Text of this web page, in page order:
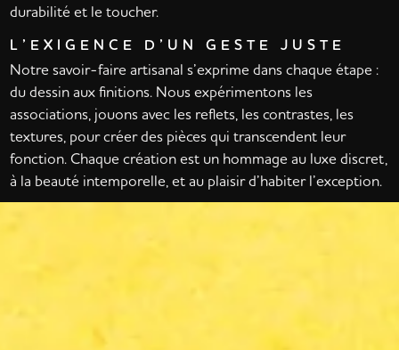
durabilité et le toucher.
L’EXIGENCE D’UN GESTE JUSTE
Notre savoir-faire artisanal s’exprime dans chaque étape :
du dessin aux finitions. Nous expérimentons les
associations, jouons avec les reflets, les contrastes, les
textures, pour créer des pièces qui transcendent leur
fonction. Chaque création est un hommage au luxe discret,
à la beauté intemporelle, et au plaisir d’habiter l’exception.